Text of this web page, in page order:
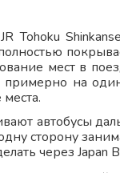
мест в
примерно на
автобусы
сторону
через Japan